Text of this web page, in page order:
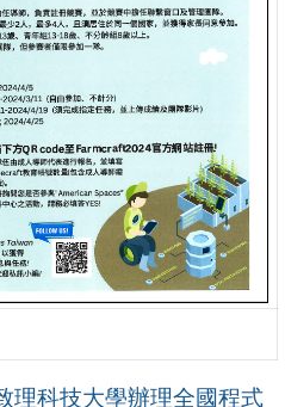
理科技大學辦理全國程式